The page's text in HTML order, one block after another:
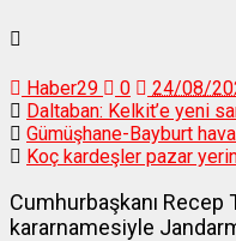
Haber29 0
24/08/
Daltaban: Kelkit’e yeni
Gümüşhane-Bayburt
Koç kardeşler pazar
Cumhurbaşkanı Recep
kararnamesiyle